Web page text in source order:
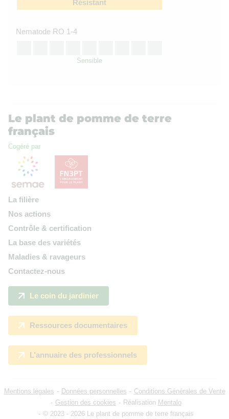
Résistant
Nematode RO 1-4
Sensible
Le plant de pomme de terre
français
Cogéré par
La filière
Nos actions
Contrôle & certification
La base des variétés
Maladies & ravageurs
Contactez-nous
Le coin du jardinier
Ressources documentaires
L’annuaire des professionnels
Mentions légales Données personnelles
Conditions Générales de Vente
Gestion des cookies
Réalisation Mentalo
© 2023 - 2026 Le plant de pomme de terre français